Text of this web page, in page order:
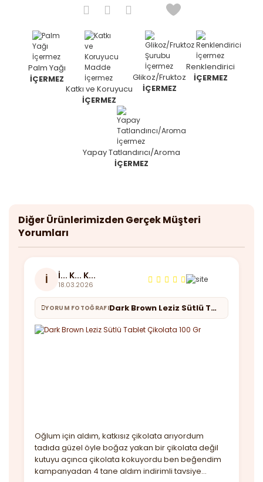
Palm Yağı
İÇERMEZ
Katkı ve Koruyucu
İÇERMEZ
Glikoz/Fruktoz
İÇERMEZ
Renklendirici
İÇERMEZ
Yapay Tatlandırıcı/Aroma
İÇERMEZ
Diğer Ürünlerimizden Gerçek Müşteri
Yorumları
İ İ... K... K...
18.03.2026
YORUM FOTOĞRAFI Dark Brown Leziz Sütlü Tablet Çikolata 100 Gr
Oğlum için aldım, katkısız çikolata arıyordum
tadıda güzel öyle boğaz yakan bir çikolata değil
kutuyu açınca çikolata kokuyordu ben beğendim
kampanyadan 4 tane aldım indirimli tavsiye